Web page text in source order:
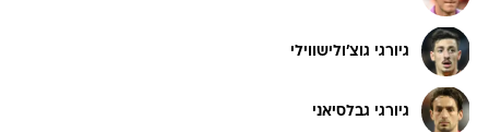
גיורגי גוצ'ולישווילי
גיורגי גבלסיאני